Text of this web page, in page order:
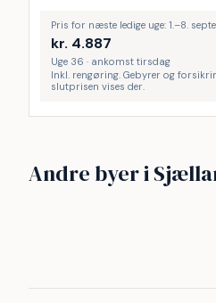
Pris for næste ledige uge: 1.–8.
kr. 4.887
Uge 36 · ankomst tirsdag
Inkl. rengøring. Gebyrer og
slutprisen vises der.
Andre byer i
22
Frederiksværk
Tisvilde hegn